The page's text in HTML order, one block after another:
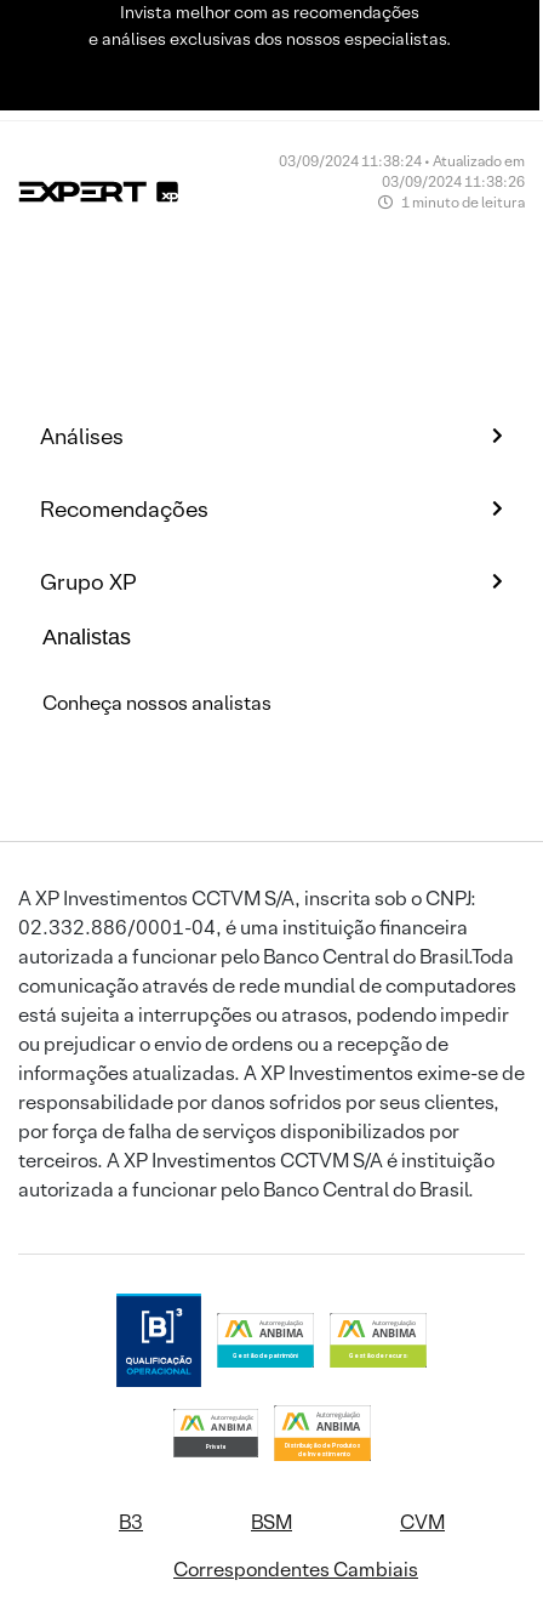
Invista melhor com as recomendações
e análises exclusivas dos nossos especialistas.
03/09/2024 11:38:24 • Atualizado em
03/09/2024 11:38:26
1 minuto de leitura
Análises
Recomendações
Grupo XP
Analistas
Conheça nossos analistas
A XP Investimentos CCTVM S/A, inscrita sob o CNPJ:
02.332.886/0001-04, é uma instituição financeira
autorizada a funcionar pelo Banco Central do Brasil.Toda
comunicação através de rede mundial de computadores
está sujeita a interrupções ou atrasos, podendo impedir
ou prejudicar o envio de ordens ou a recepção de
informações atualizadas. A XP Investimentos exime-se de
responsabilidade por danos sofridos por seus clientes,
por força de falha de serviços disponibilizados por
terceiros. A XP Investimentos CCTVM S/A é instituição
autorizada a funcionar pelo Banco Central do Brasil.
B3 BSM
CVM
Correspondentes Cambiais